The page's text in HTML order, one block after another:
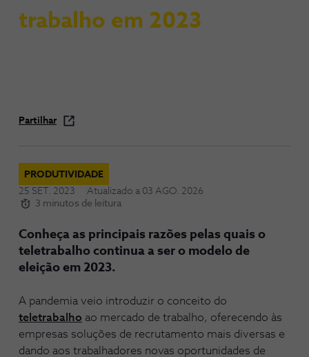
trabalho em 2023
Partilhar
PRODUTIVIDADE
25 SET. 2023
Atualizado a 03 AGO. 2026
3 minutos de leitura
Conheça as principais razões pelas quais o
teletrabalho continua a ser o modelo de
eleição em 2023.
A pandemia veio introduzir o conceito do
teletrabalho ao mercado de trabalho, oferecendo às
empresas soluções de recrutamento mais diversas e
dando aos trabalhadores novas oportunidades de